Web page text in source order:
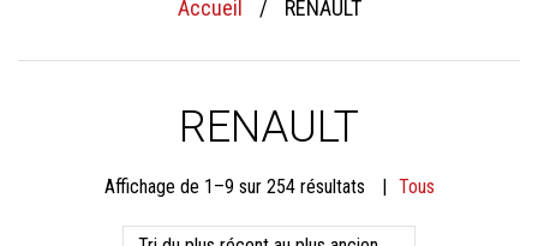
Accueil / RENAULT
RENAULT
Affichage de 1–9 sur 254 résultatsTrié
du
Tous